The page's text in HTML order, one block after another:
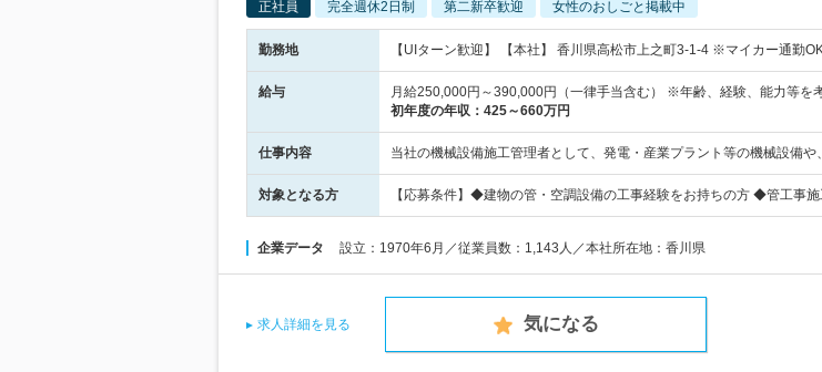
正社員 完全週休2日制 第二新卒歓迎 女性のおしごと掲載中
勤務地 【UIターン歓迎】 【本社】 香川県高松市上之町3-1-4 ※マイカー通
給与
月給250,000円～390,000円（一律手当含む） ※年齢、経験、能力等を
初年度の年収： 425～660万円
仕事内容 当社の機械設備施工管理者として、発電・産業プラント等の機械設備
対象となる方 【応募条件】◆建物の管・空調設備の工事経験をお持ちの方 ◆管工事
企業データ 設立：1970年6月／従業員数：1,143人／本社所在地：香川県
求人詳細を見る 気になる